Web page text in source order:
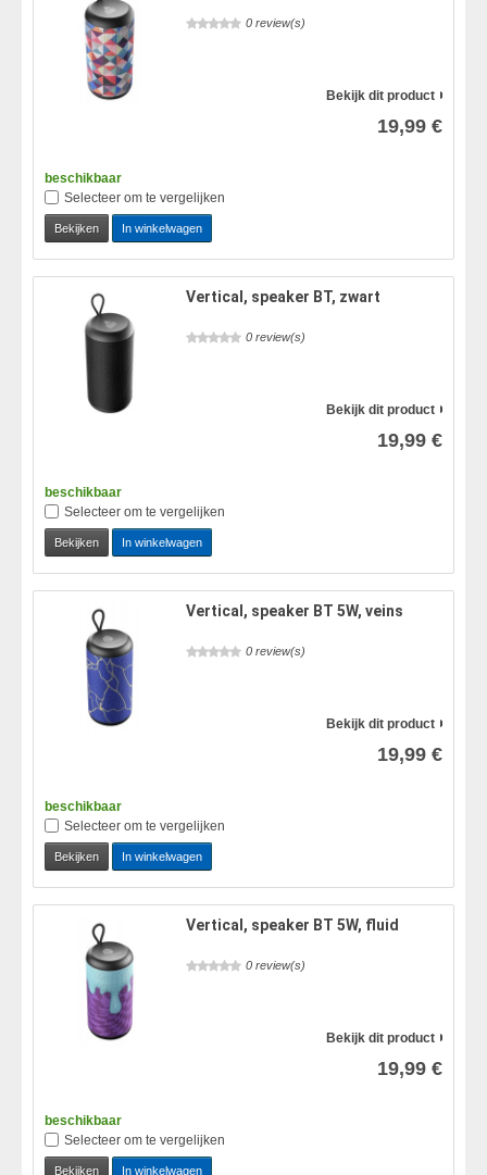
0 review(s)
Bekijk dit product
19,99 €
beschikbaar
Selecteer om te vergelijken
Bekijken In winkelwagen
Vertical, speaker BT, zwart
0 review(s)
Bekijk dit product
19,99 €
beschikbaar
Selecteer om te vergelijken
Bekijken In winkelwagen
Vertical, speaker BT 5W, veins
0 review(s)
Bekijk dit product
19,99 €
beschikbaar
Selecteer om te vergelijken
Bekijken In winkelwagen
Vertical, speaker BT 5W, fluid
0 review(s)
Bekijk dit product
19,99 €
beschikbaar
Selecteer om te vergelijken
Bekijken In winkelwagen